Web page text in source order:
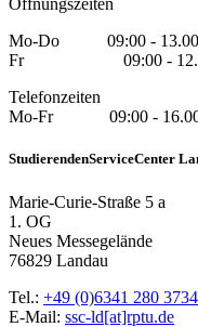
Öffnungszeiten
Mo-Do 09:00 - 13.00
Fr 09:00 -
Telefonzeiten
Mo-Fr 09:00 - 16.00
StudierendenServiceCenter
Marie-Curie-Straße 5 a
1. OG
Neues Messegelände
76829 Landau
Tel.: +49 (0)6341 280
E-Mail: ssc-ld[at]rptu.de